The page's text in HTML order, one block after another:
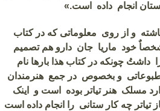
انجام داده است.»
و از روی معلوماتی که در کتاب
شخصاٌ خود ماریا جان دارو هم تصمیم
داشتُ چونکه در کتاب هذا بارها نام
و بخصوص در جمع هنرمندان
مسلک هنر تیاتر بوده است و اینک
چه کار ستانی را انجام داده است